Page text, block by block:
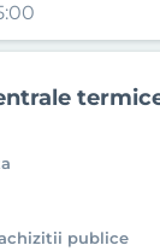
publice